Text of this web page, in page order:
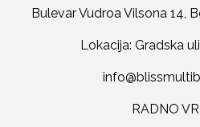
Bulevar Vudroa Vilsona 14,
Lokacija: Gradska
RADNO